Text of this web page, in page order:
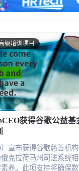
级培训项目
获得谷歌公益基
宣布获得谷歌慈善机
克拉荷马州司法系统
养。此项支持将确保